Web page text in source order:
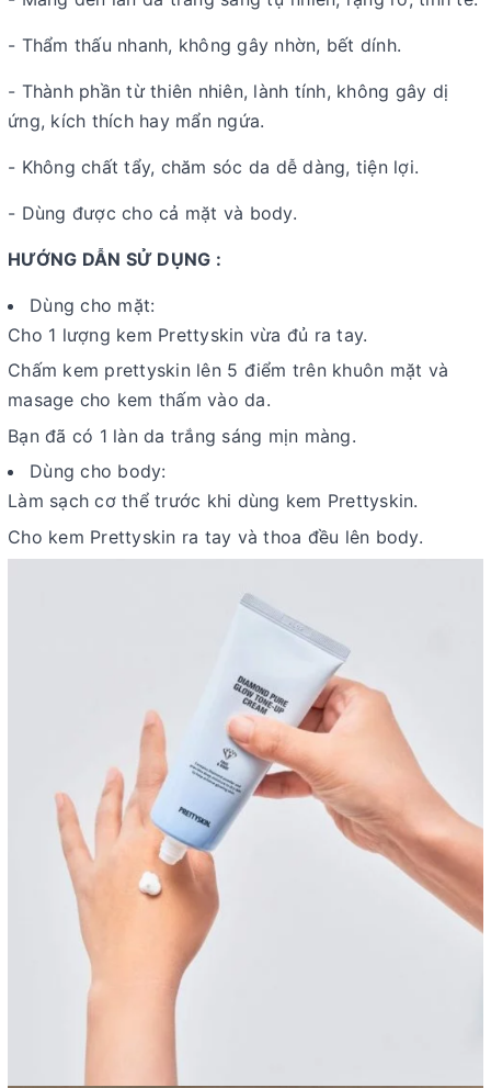
- Thẩm thấu nhanh, không gây nhờn, bết dính.
- Thành phần từ thiên nhiên, lành tính, không gây dị
ứng, kích thích hay mẩn ngứa.
- Không chất tẩy, chăm sóc da dễ dàng, tiện lợi.
- Dùng được cho cả mặt và body.
HƯỚNG DẪN SỬ DỤNG :
Dùng cho mặt:
Cho 1 lượng kem Prettyskin vừa đủ ra tay.
Chấm kem prettyskin lên 5 điểm trên khuôn mặt và
masage cho kem thấm vào da.
Bạn đã có 1 làn da trắng sáng mịn màng.
Dùng cho body:
Làm sạch cơ thể trước khi dùng kem Prettyskin.
Cho kem Prettyskin ra tay và thoa đều lên body.